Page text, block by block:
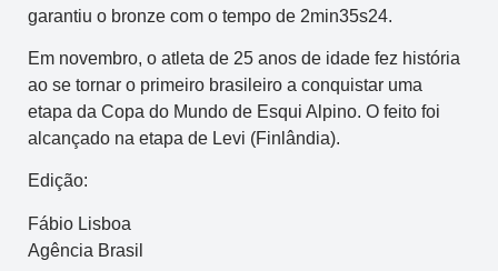
garantiu o bronze com o tempo de 2min35s24.
Em novembro, o atleta de 25 anos de idade fez história
ao se tornar o primeiro brasileiro a conquistar uma
etapa da Copa do Mundo de Esqui Alpino. O feito foi
alcançado na etapa de Levi (Finlândia).
Edição:
Fábio Lisboa
Agência Brasil